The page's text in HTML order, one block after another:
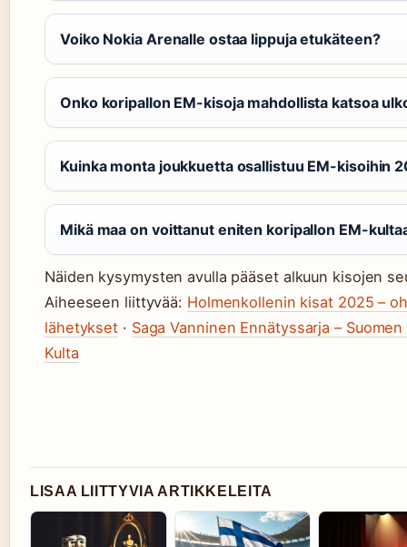
Voiko Nokia Arenalle ostaa lippuja etukäteen?
Onko koripallon EM-kisoja mahdollista katsoa
Kuinka monta joukkuetta osallistuu EM-kisoihin
Mikä maa on voittanut eniten koripallon EM-
Näiden kysymysten avulla pääset alkuun kisojen
Aiheeseen liittyvää: Holmenkollenin kisat 2025 –
lähetykset · Saga Vanninen Ennätyssarja –
Kulta
LISAA LIITTYVIA ARTIKKELEITA